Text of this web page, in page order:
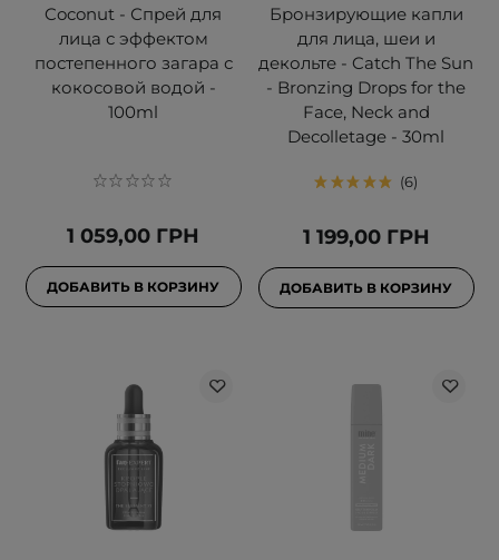
Coconut - Спрей для
лица с эффектом
постепенного загара с
кокосовой водой -
100ml
1 059,00 ГРН
ДОБАВИТЬ В КОРЗИНУ
Бронзирующие капли
для лица, шеи и
декольте - Catch The Sun
- Bronzing Drops for the
Face, Neck and
Decolletage - 30ml
6
1 199,00 ГРН
ДОБАВИТЬ В КОРЗИНУ